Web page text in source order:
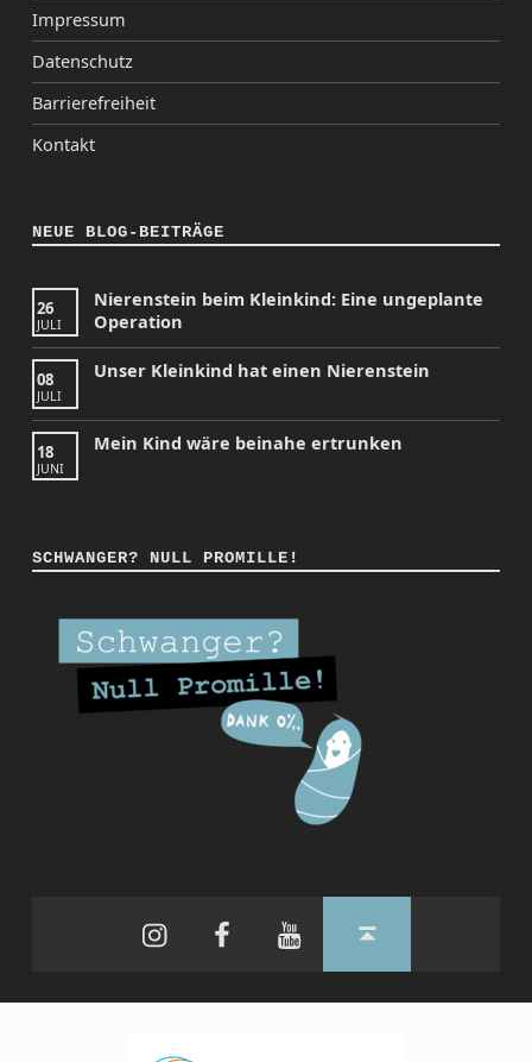
Impressum
Datenschutz
Barrierefreiheit
Kontakt
NEUE BLOG-BEITRÄGE
26
JULI
Nierenstein beim Kleinkind: Eine ungeplante
Operation
08
JULI
Unser Kleinkind hat einen Nierenstein
18
JUNI
Mein Kind wäre beinahe ertrunken
SCHWANGER? NULL PROMILLE!
FacebookYouTubeBack to top ↑